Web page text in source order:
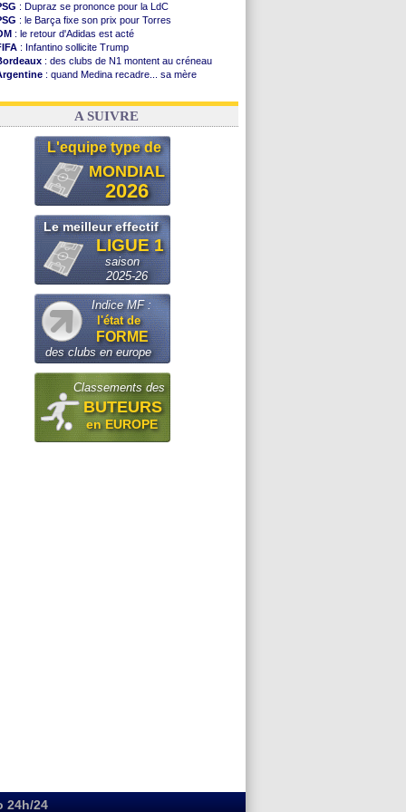
: Dupraz se prononce pour la LdC
: le Barça fixe son prix pour Torres
: le retour d'Adidas est acté
: Infantino sollicite Trump
: des clubs de N1 montent au créneau
: quand Medina recadre... sa mère
: Paixão attire un 2e club anglais
A SUIVRE
L'equipe type de
MONDIAL
2026
Le meilleur effectif
LIGUE 1
saison
2025-26
Indice MF :
l'état de
FORME
des clubs en europe
Classements des
BUTEURS
en EUROPE
24h/24